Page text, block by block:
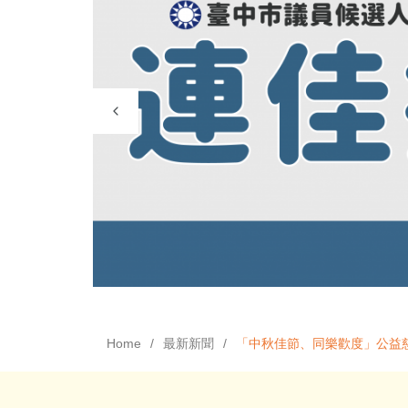
Home 最新新聞 「中秋佳節、同樂歡度」公益